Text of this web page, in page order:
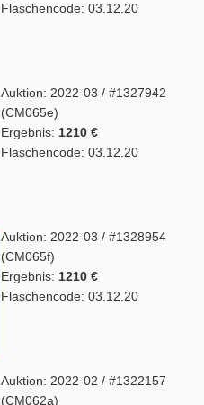
Flaschencode: 03.12.20
Auktion: 2022-03 / #1327942
(CM065e)
Ergebnis: 1210 €
Flaschencode: 03.12.20
Auktion: 2022-03 / #1328954
(CM065f)
Ergebnis: 1210 €
Flaschencode: 03.12.20
Auktion: 2022-02 / #1322157
(CM062a)